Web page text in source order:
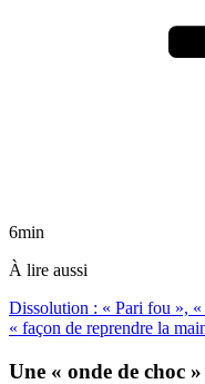
6min
À lire aussi
Dissolution : « Pari fou », «
« façon de reprendre la
Une « onde de choc